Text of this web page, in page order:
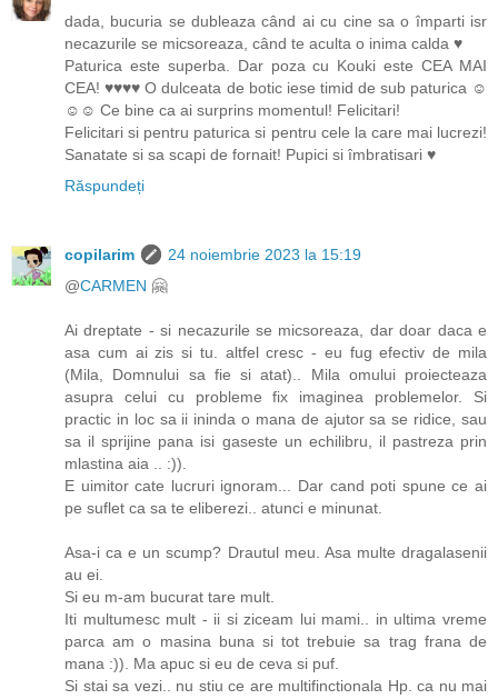
dada, bucuria se dubleaza când ai cu cine sa o împarti isr
necazurile se micsoreaza, când te aculta o inima calda ♥
Paturica este superba. Dar poza cu Kouki este CEA MAI
CEA! ♥♥♥♥ O dulceata de botic iese timid de sub paturica ☺
☺☺ Ce bine ca ai surprins momentul! Felicitari!
Felicitari si pentru paturica si pentru cele la care mai lucrezi!
Sanatate si sa scapi de fornait! Pupici si îmbratisari ♥
Răspundeți
copilarim
24 noiembrie 2023 la 15:19
@CARMEN 🤗
Ai dreptate - si necazurile se micsoreaza, dar doar daca e
asa cum ai zis si tu. altfel cresc - eu fug efectiv de mila
(Mila, Domnului sa fie si atat).. Mila omului proiecteaza
asupra celui cu probleme fix imaginea problemelor. Si
practic in loc sa ii ininda o mana de ajutor sa se ridice, sau
sa il sprijine pana isi gaseste un echilibru, il pastreza prin
mlastina aia .. :)).
E uimitor cate lucruri ignoram... Dar cand poti spune ce ai
pe suflet ca sa te eliberezi.. atunci e minunat.
Asa-i ca e un scump? Drautul meu. Asa multe dragalasenii
au ei.
Si eu m-am bucurat tare mult.
Iti multumesc mult - ii si ziceam lui mami.. in ultima vreme
parca am o masina buna si tot trebuie sa trag frana de
mana :)). Ma apuc si eu de ceva si puf.
Si stai sa vezi.. nu stiu ce are multifinctionala Hp. ca nu mai